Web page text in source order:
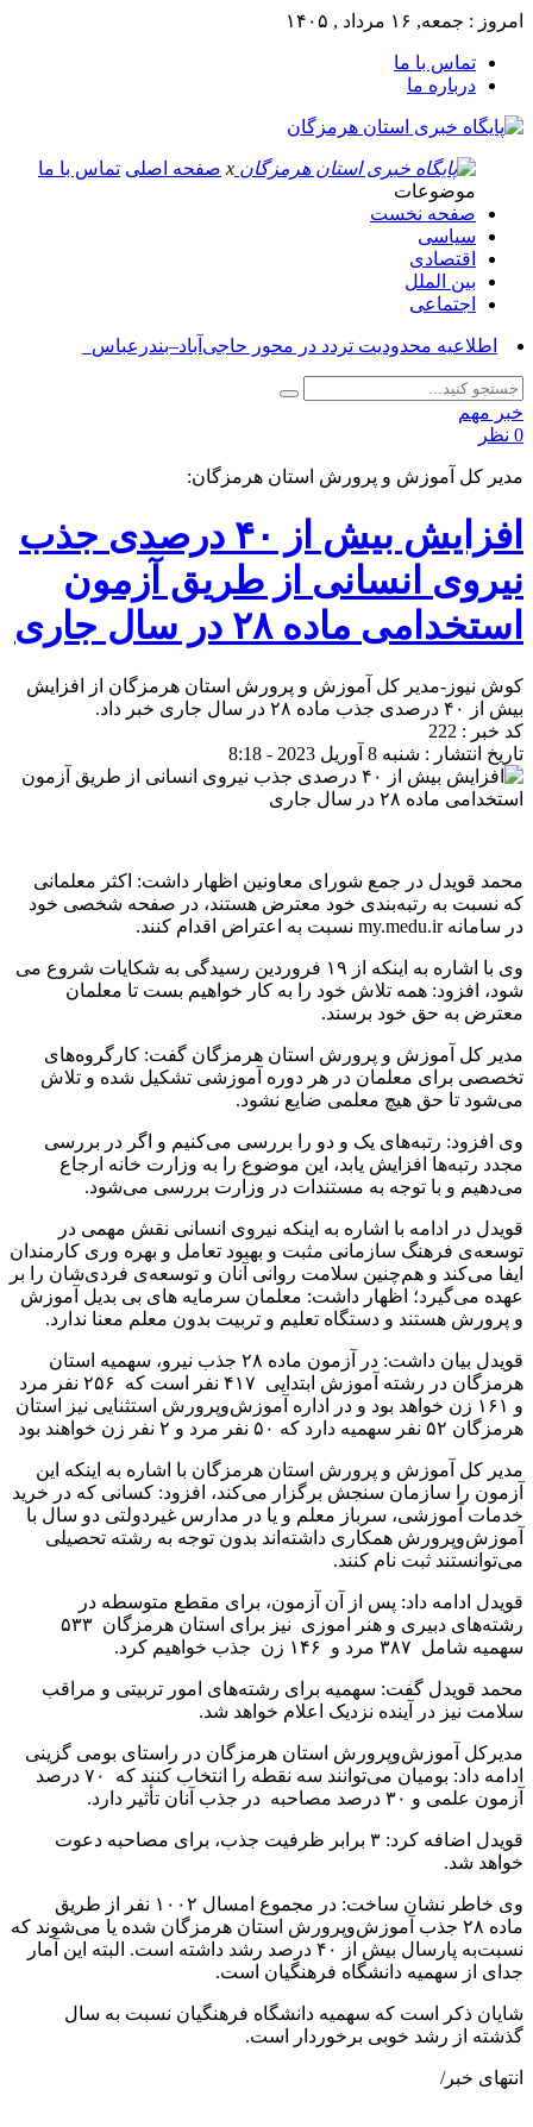
امروز : جمعه, ۱۶ مرداد , ۱۴۰۵
تماس با ما
درباره ما
x صفحه اصلی تماس با ما
موضوعات
صفحه نخست
سیاسی
اقتصادی
بین الملل
اجتماعی
آسوشی_
خبر مهم
0 نظر
مدیر کل آموزش و پرورش استان هرمزگان:
افزایش بیش از ۴۰ درصدی جذب
نیروی انسانی از طریق آزمون
استخدامی ماده ۲۸ در سال جاری
کوش نیوز-مدیر کل آموزش و پرورش استان هرمزگان از افزایش
بیش از ۴۰ درصدی جذب ماده ۲۸ در سال جاری خبر داد.
کد خبر : 222
تاریخ انتشار : شنبه 8 آوریل 2023 - 8:18
محمد قویدل در جمع شورای معاونین اظهار داشت: اکثر معلمانی
که نسبت به رتبه‌بندی خود معترض هستند، در صفحه شخصی خود
در سامانه my.medu.ir نسبت به اعتراض اقدام کنند.
وی با اشاره به اینکه از ۱۹ فروردین رسیدگی به شکایات شروع می
شود، افزود: همه تلاش خود را به کار خواهیم بست تا معلمان
معترض به حق خود برسند.
مدیر کل آموزش و پرورش استان هرمزگان گفت: کارگروه‌های
تخصصی برای معلمان در هر دوره آموزشی تشکیل شده و تلاش
می‌شود تا حق هیچ معلمی ضایع نشود.
وی افزود: رتبه‌های یک و دو را بررسی می‌کنیم و اگر در بررسی
مجدد رتبه‌ها افزایش یابد، این موضوع را به وزارت خانه ارجاع
می‌دهیم و با توجه به مستندات در وزارت بررسی می‌شود.
قویدل در ادامه با اشاره به اینکه نیروی انسانی نقش مهمی در
توسعه‌ی فرهنگ سازمانی مثبت و بهبود تعامل و بهره وری کارمندان
ایفا می‌کند و هم‌چنین سلامت روانی آنان و توسعه‌ی فردی‌شان را بر
عهده می‌گیرد؛ اظهار داشت: معلمان سرمایه های بی بدیل آموزش
و پرورش هستند و دستگاه تعلیم و تربیت بدون معلم معنا ندارد.
قویدل بیان داشت: در آزمون ماده ۲۸ جذب نیرو، سهمیه استان
هرمزگان در رشته آموزش ابتدایی ۴۱۷ نفر است که ۲۵۶ نفر مرد
و ۱۶۱ زن خواهد بود و در اداره آموزش‌وپرورش استثنایی نیز استان
هرمزگان ۵۲ نفر سهمیه دارد که ۵۰ نفر مرد و ۲ نفر زن خواهند بود
مدیر کل آموزش و پرورش استان هرمزگان با اشاره به اینکه این
آزمون را سازمان سنجش برگزار می‌کند، افزود: کسانی که در خرید
خدمات آموزشی، سرباز معلم و یا در مدارس غیردولتی دو سال با
آموزش‌وپرورش همکاری داشته‌اند بدون توجه به رشته تحصیلی
می‌توانستند ثبت نام کنند.
قویدل ادامه داد: پس از آن آزمون، برای مقطع متوسطه در
رشته‌های دبیری و هنر اموزی نیز برای استان هرمزگان ۵۳۳
سهمیه شامل ۳۸۷ مرد و ۱۴۶ زن جذب خواهیم کرد.
محمد قویدل گفت: سهمیه برای رشته‌های امور تربیتی و مراقب
سلامت نیز در آینده نزدیک اعلام خواهد شد.
مدیرکل آموزش‌وپرورش استان هرمزگان در راستای بومی گزینی
ادامه داد: بومیان می‌توانند سه نقطه را انتخاب کنند که ۷۰ درصد
آزمون علمی و ۳۰ درصد مصاحبه در جذب آنان تأثیر دارد.
قویدل اضافه کرد: ۳ برابر ظرفیت جذب، برای مصاحبه دعوت
خواهد شد.
وی خاطر نشان ساخت: در مجموع امسال ۱۰۰۲ نفر از طریق
ماده ۲۸ جذب آموزش‌وپرورش استان هرمزگان شده یا می‌شوند که
نسبت‌به پارسال بیش از ۴۰ درصد رشد داشته است. البته این آمار
جدای از سهمیه دانشگاه فرهنگیان است.
شایان ذکر است که سهمیه دانشگاه فرهنگیان نسبت به سال
گذشته از رشد خوبی برخوردار است.
انتهای خبر/